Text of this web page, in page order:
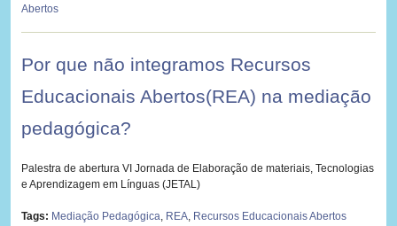
Abertos
Por que não integramos Recursos
Educacionais Abertos(REA) na mediação
pedagógica?
Palestra de abertura VI Jornada de Elaboração de materiais, Tecnologias
e Aprendizagem em Línguas (JETAL)
Tags: Mediação Pedagógica, REA, Recursos Educacionais Abertos